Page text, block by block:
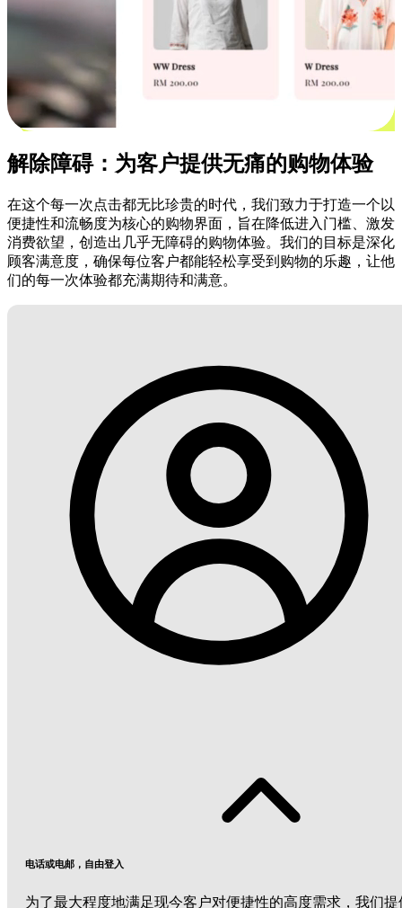
解除障碍：为客户提供无痛的购物体验
在这个每一次点击都无比珍贵的时代，我们致力于打造一个以
便捷性和流畅度为核心的购物界面，旨在降低进入门槛、激发
消费欲望，创造出几乎无障碍的购物体验。我们的目标是深化
顾客满意度，确保每位客户都能轻松享受到购物的乐趣，让他
们的每一次体验都充满期待和满意。
电话或电邮，自由登入
为了最大程度地满足现今客户对便捷性的高度需求，我们提